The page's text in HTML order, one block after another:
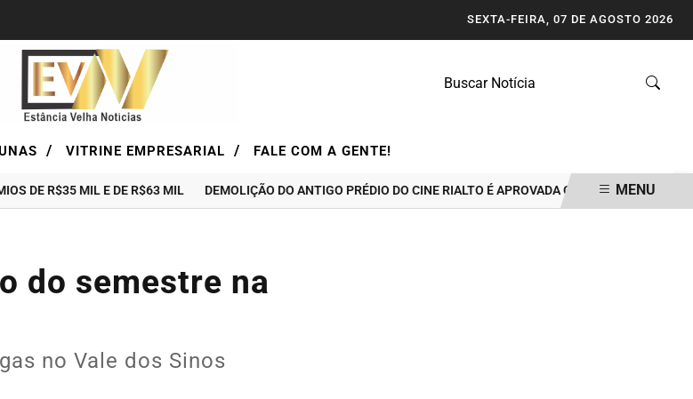
SEXTA-FEIRA, 07 DE AGOSTO 2026
/ VITRINE EMPRESARIAL / FALE COM A GENTE!
MIL E DE R$63 MIL DEMOLIÇÃO DO ANTIGO PRÉDIO DO CINE RIALTO É APROVADA COM CONDICIONANTES
MENU
do semestre na
no Vale dos Sinos